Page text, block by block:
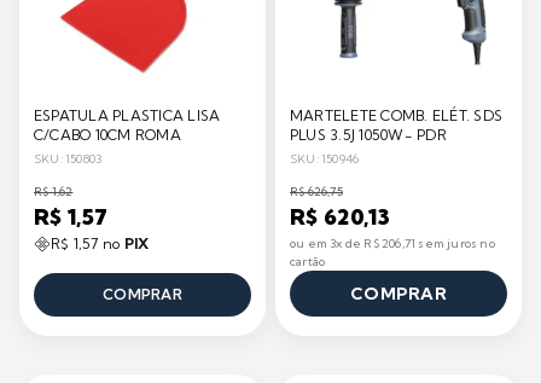
ESPATULA PLASTICA LISA
C/CABO 10CM ROMA
SKU: 150803
R$ 1,62
R$ 1,57
R$ 1,57 no PIX
COMPRAR
MARTELETE COMB. ELÉT. SDS
PLUS 3.5J 1050W- PDR
SKU: 150946
R$ 626,75
R$ 620,13
ou em 3x de R$ 206,71 sem juros no
cartão
COMPRAR